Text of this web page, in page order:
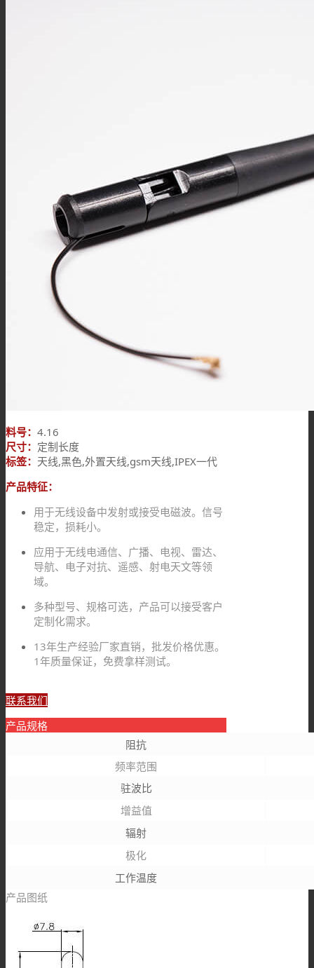
料号： 4.16
尺寸： 定制长度
标签： 天线,黑色,外置天线,gsm天线,IPEX一代
产品特征：
用于无线设备中发射或接受电磁波。信号
稳定，损耗小。
应用于无线电通信、广播、电视、雷达、
导航、电子对抗、遥感、射电天文等领
域。
多种型号、规格可选，产品可以接受客户
定制化需求。
13年生产经验厂家直销，批发价格优惠。
1年质量保证，免费拿样测试。
联系我们
产品规格
阻抗
频率范围
驻波比
增益值
辐射
极化
工作温度
产品图纸